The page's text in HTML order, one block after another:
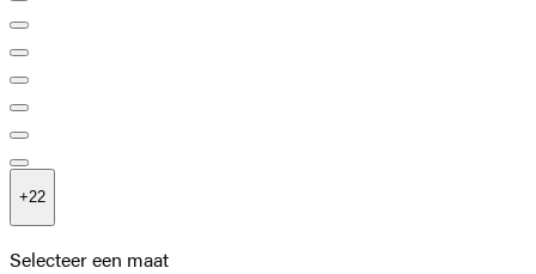
+22
Selecteer een maat